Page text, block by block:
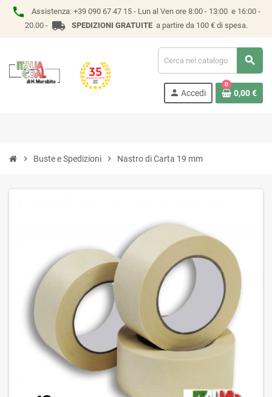
phone Assistenza: +39 090 67 47 15 - Lun al Ven ore 8:00 - 13:00 e 16:00 -
20.00 - local_shipping SPEDIZIONI GRATUITEa partire da 100 € di spesa.
search
person Accedi
0
0,00 €
chevron_right Buste e Spedizioni chevron_right Nastro di Carta 19 mm